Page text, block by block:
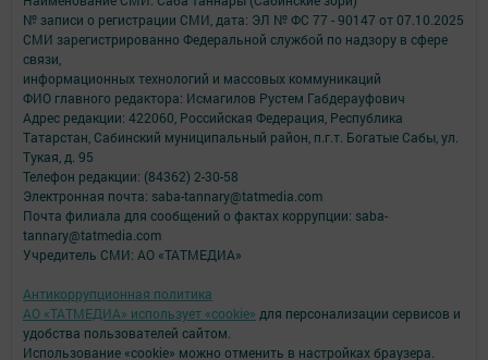
№ записи о регистрации СМИ, дата: ЭЛ № ФС 77 - 90147 от 07.10.2025
СМИ зарегистрированно Федеральной службой по надзору в сфере
связи,
информационных технологий и массовых коммуникаций
ФИО главного редактора: Исмагилов Рустем Габдерауфович
Адрес редакции: 422060, Российская Федерация, Республика
Татарстан, Сабинский муниципальный район, п.г.т. Богатые Сабы, ул.
Тукая, д. 95
Телефон редакции: (84362) 2-30-58
Электронная почта: saba-tannary@tatmedia.com
Почта филиала для сообщений о фактах коррупции: saba-
tannary@tatmedia.com
Учредитель СМИ: АО «ТАТМЕДИА»
Антикоррупционная политика
АО «ТАТМЕДИА» использует «cookie» для персонализации сервисов и
удобства пользователей сайтом.
Использование «cookie» можно отменить в настройках браузера.